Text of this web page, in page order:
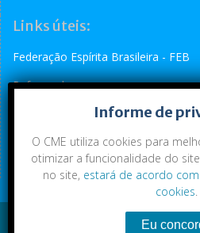
Links úteis:
Federação Espírita Brasileira - FEB
Reformador
Conselho Espírita Internacional - CEI
Conteúdo exclusivo da CME.
Informe de
O CME utiliza cookies para
otimizar a funcionalidade do
no site, estará de acordo
cookies.